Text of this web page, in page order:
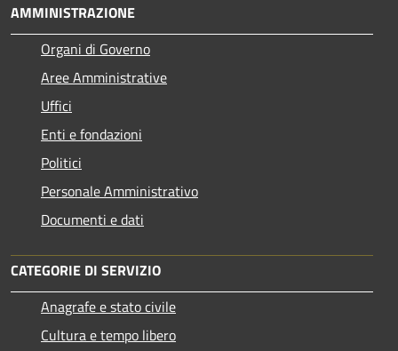
AMMINISTRAZIONE
Organi di Governo
Aree Amministrative
Uffici
Enti e fondazioni
Politici
Personale Amministrativo
Documenti e dati
CATEGORIE DI SERVIZIO
Anagrafe e stato civile
Cultura e tempo libero